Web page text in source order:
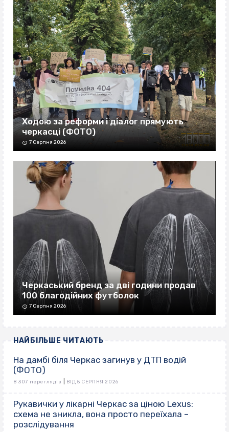
Ходою за реформи і діалог прямують
черкасці (ФОТО)
7 Серпня 2026
Черкаський бренд за дві години продав
100 благодійних футболок
7 Серпня 2026
НАЙБІЛЬШЕ ЧИТАЮТЬ
На дамбі біля Черкас загинув у ДТП водій
(ФОТО)
8 307 переглядів ВІД 5 СЕРПНЯ 2026
Рукавички у лікарні Черкас за ціною Lexus:
схема не зникла, вона просто переїхала –
розслідування